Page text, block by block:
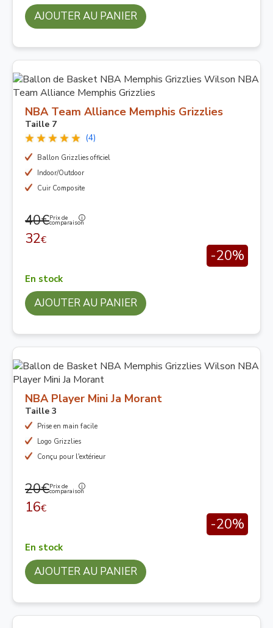
AJOUTER AU PANIER
NBA Team Alliance Memphis Grizzlies
Taille 7
(4)
Ballon Grizzlies officiel
Indoor/Outdoor
Cuir Composite
40€Prix de
comparaison
32€
-20%
En stock
AJOUTER AU PANIER
NBA Player Mini Ja Morant
Taille 3
Prise en main facile
Logo Grizzlies
Conçu pour l'extérieur
20€Prix de
comparaison
16€
-20%
En stock
AJOUTER AU PANIER